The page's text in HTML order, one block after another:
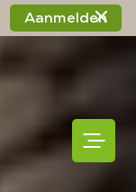
Aanmelden